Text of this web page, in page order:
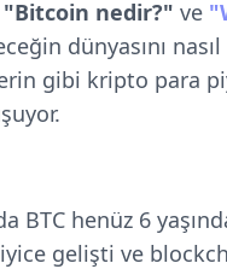
"Bitcoin nedir?" ve
dünyasını
gibi kripto para
henüz 6
gelişti ve